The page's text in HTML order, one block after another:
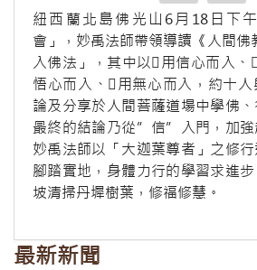
紐西蘭北島佛光山6月18日下
會」，妙禹法師帶領導讀《人間佛
入佛法」，其中以用信心而入、
悟心而入、用無心而入，約十
論及分享於人間菩薩道場中學佛、
最終的結論乃從”信”入門，加強
妙禹法師以「大迦葉尊者」之修
腳踏實地，身體力行的學習求進
坡清掃丹墀樹葉，修福修慧。
最新新聞